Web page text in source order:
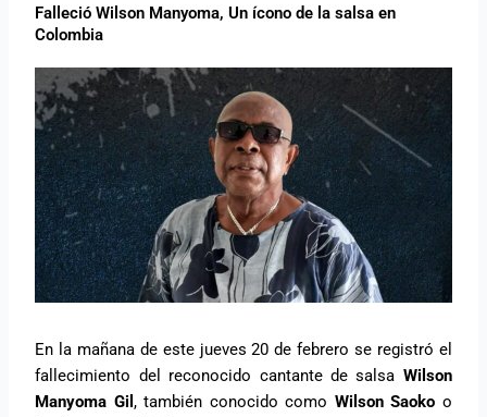
Falleció Wilson Manyoma, Un ícono de la salsa en
Colombia
En la mañana de este jueves 20 de febrero se registró el
fallecimiento del reconocido cantante de salsa Wilson
Manyoma Gil , también conocido como Wilson Saoko o